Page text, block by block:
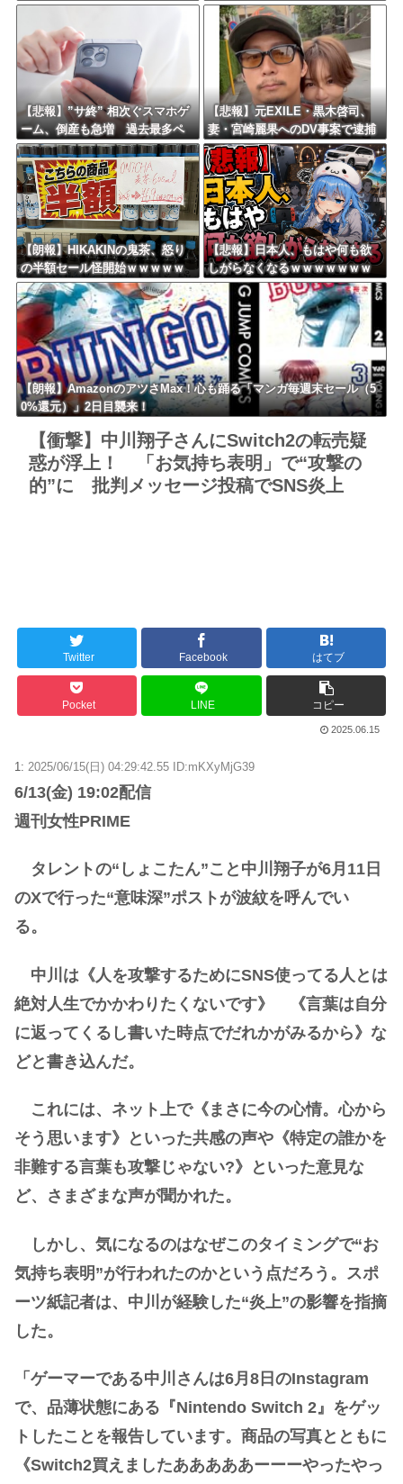
撮影中止が決定ｗｗｗｗｗｗｗ
ｗｗｗｗｗｗｗ
【悲報】”サ終” 相次ぐスマホゲ
ーム、倒産も急増 過去最多ペ
ースで推移 「当たれば一攫千
金」過去の時代に
【悲報】元EXILE・黒木啓司、
妻・宮崎麗果へのDV事案で逮捕
されていた！宮崎は全身打撲、
頭部裂傷及び打撲、頸部損
傷・・・
【朗報】HIKAKINの鬼茶、怒り
の半額セール怪開始ｗｗｗｗｗ
ｗｗｗｗｗｗｗｗｗ
【悲報】日本人、もはや何も欲
しがらなくなるｗｗｗｗｗｗｗ
ｗｗｗｗｗｗｗｗｗｗｗｗｗｗ
ｗｗｗ
【朗報】AmazonのアツさMax！心も踊る「マンガ毎週末セール（5
0%還元）」2日目襲来！
【衝撃】中川翔子さんにSwitch2の転売疑
惑が浮上！ 「お気持ち表明」で“攻撃の
的”に 批判メッセージ投稿でSNS炎上
Twitter Facebook はてブ
Pocket LINE コピー
2025.06.15
1: 2025/06/15(日) 04:29:42.55 ID:mKXyMjG39
6/13(金) 19:02配信
週刊女性PRIME
タレントの“しょこたん”こと中川翔子が6月11日
のXで行った“意味深”ポストが波紋を呼んでい
る。
中川は《人を攻撃するためにSNS使ってる人とは
絶対人生でかかわりたくないです》 《言葉は自分
に返ってくるし書いた時点でだれかがみるから》な
どと書き込んだ。
これには、ネット上で《まさに今の心情。心から
そう思います》といった共感の声や《特定の誰かを
非難する言葉も攻撃じゃない?》といった意見な
ど、さまざまな声が聞かれた。
しかし、気になるのはなぜこのタイミングで“お
気持ち表明”が行われたのかという点だろう。スポ
ーツ紙記者は、中川が経験した“炎上”の影響を指摘
した。
「ゲーマーである中川さんは6月8日のInstagram
で、品薄状態にある『Nintendo Switch 2』をゲッ
トしたことを報告しています。商品の写真とともに
《Switch2買えましたあああああーーーやったやっ